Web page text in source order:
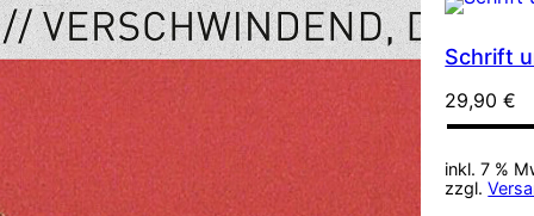
Schrift
29,90€
inkl. 7 %
zzgl.